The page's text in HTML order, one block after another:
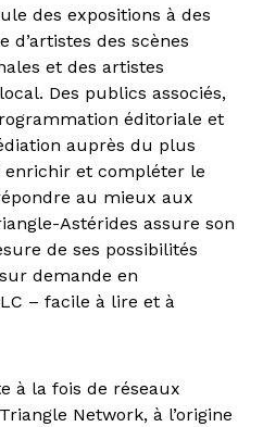
des expositions à des
d’artistes des scènes
et des artistes
Des publics associés,
éditoriale et
auprès du plus
et compléter le
au mieux aux
Astérides assure son
de ses possibilités
demande en
– facile à lire et à
à la fois de réseaux
Network, à l’origine